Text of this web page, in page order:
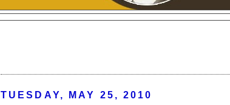
TUESDAY, MAY 25, 2010